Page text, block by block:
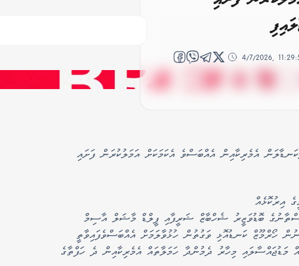
4/7/2026,
އެމެރިކާއިން އެއްބަސްވެ އެކަމަކަށް އަމަލުކުރަން ފަށައި
އިރުކޮޅެއް
ބޮޑުވަޒީރު ޝެހްބާޒް ޝަރީފާއި ފީލްޑް މާޝަލް އާސިމް
ހޯރްމޫޒް ކަނޑުއޮޅި ވަގުތުން ހުޅުވާލަމަށް އެއްބަސްވެފައިވާތީ
މިހާރު ދެމުންދާ ހަމަލާތައް އެމެރިކާއިން ދެ ހަފްތާގެ